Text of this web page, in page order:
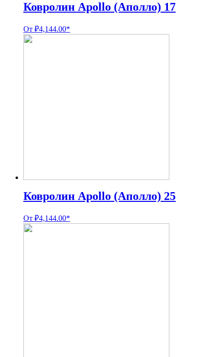
Ковролин Apollo (Аполло) 17
От ₽4,144.00*
Ковролин Apollo (Аполло) 25
От ₽4,144.00*